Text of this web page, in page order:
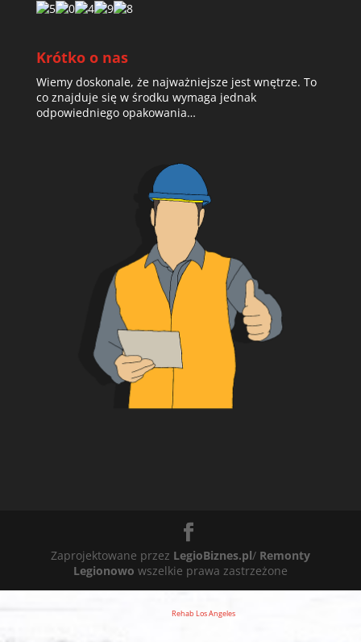
Krótko o nas
Wiemy doskonale, że najważniejsze jest wnętrze. To
co znajduje się w środku wymaga jednak
odpowiedniego opakowania…
Zaprojektowane przez LegioBiznes.pl/ Remonty
Legionowo wszelkie prawa zastrzeżone
Rehab Los Angeles